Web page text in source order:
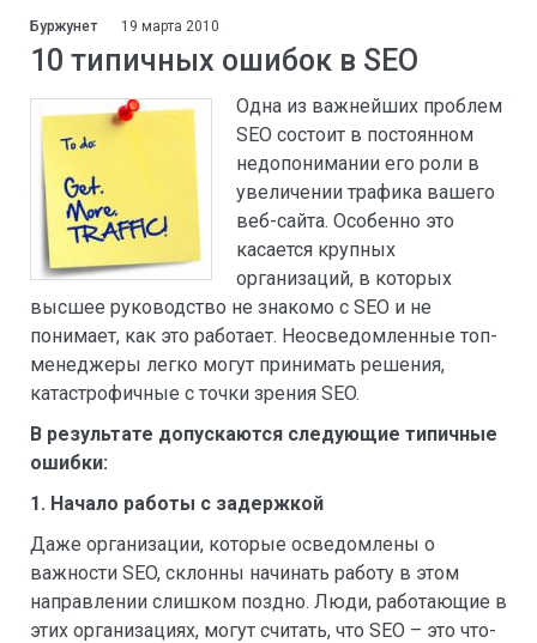
Буржунет 19 марта 2010
10 типичных ошибок в SEO
Одна из важнейших проблем
SEO состоит в постоянном
недопонимании его роли в
увеличении трафика вашего
веб-сайта. Особенно это
касается крупных
организаций, в которых
высшее руководство не знакомо с SEO и не
понимает, как это работает. Неосведомленные топ-
менеджеры легко могут принимать решения,
катастрофичные с точки зрения SEO.
В результате допускаются следующие типичные
ошибки:
1. Начало работы с задержкой
Даже организации, которые осведомлены о
важности SEO, склонны начинать работу в этом
направлении слишком поздно. Люди, работающие в
этих организациях, могут считать, что SEO – это что-